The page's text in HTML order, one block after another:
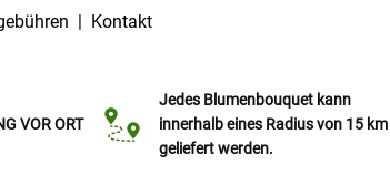
| Kontakt
VOR ORT
möglich
Jedes Blumenbouquet kann
innerhalb eines Radius von 15 km
geliefert werden.
Click & Collect Service